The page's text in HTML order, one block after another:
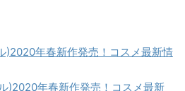
)2020年春新作発売！コスメ最新情
)2020年春新作発売！コスメ最新